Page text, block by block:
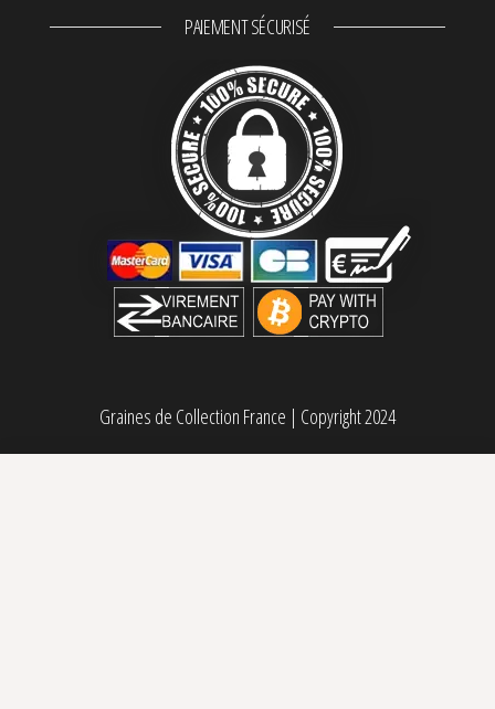
PAIEMENT SÉCURISÉ
Graines de Collection France | Copyright 2024